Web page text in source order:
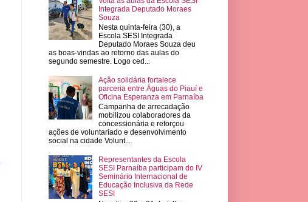
Integrada Deputado Moraes
Souza
Nesta quinta-feira (30), a
Escola SESI Integrada
Deputado Moraes Souza deu
as boas-vindas ao retorno das aulas do
segundo semestre. Logo ced...
Ação solidária fortalece
parceria entre Águas do Piauí e
Oficina Esperanza em Parnaíba
Campanha de arrecadação
mobilizou colaboradores da
concessionária e reforçou
ações de voluntariado e desenvolvimento
social na cidade Volunt...
Representantes da Escola
SESI Parnaíba participam do IV
Seminário Internacional de
Educação Inclusiva da Rede
SESI